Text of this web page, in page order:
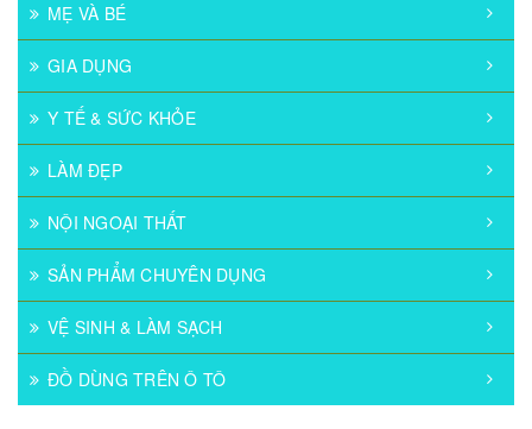
MẸ VÀ BÉ
GIA DỤNG
Y TẾ & SỨC KHỎE
LÀM ĐẸP
NỘI NGOẠI THẤT
SẢN PHẨM CHUYÊN DỤNG
VỆ SINH & LÀM SẠCH
ĐỒ DÙNG TRÊN Ô TÔ